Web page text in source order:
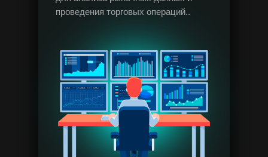
проведения торговых операций..